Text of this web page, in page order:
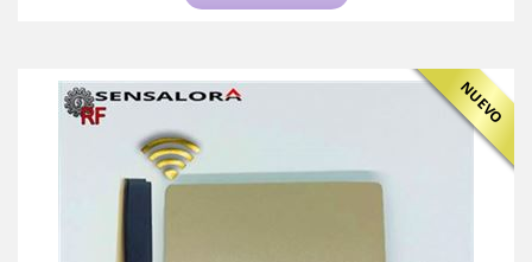
NUEVO